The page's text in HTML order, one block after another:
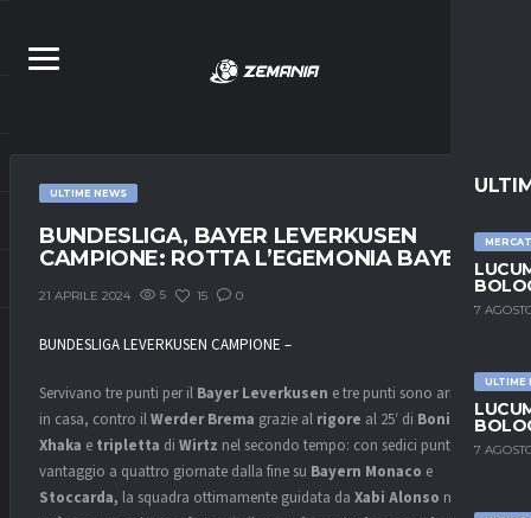
7
ULTIME
7
ULTIME NEWS
BUNDESLIGA, BAYER LEVERKUSEN
CAMPIONE: ROTTA L’EGEMONIA BAYERN
21 APRILE 2024 5 15 0
BUNDESLIGA LEVERKUSEN CAMPIONE –
Servivano tre punti per il Bayer Leverkusen e tre punti sono arrivati,
in casa, contro ilWerder Brema grazie al rigore al 25′ di Boniface,
Xhaka e tripletta di Wirtz nel secondo tempo: con sedici punti di
vantaggio a quattro giornate dalla fine su Bayern Monaco e
Stoccarda, la squadra ottimamente guidata da Xabi Alonso non